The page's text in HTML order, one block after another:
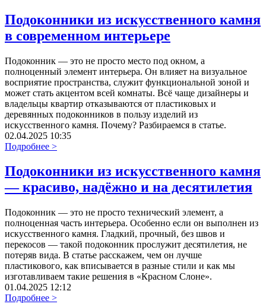
Подоконники из искусственного камня
в современном интерьере
Подоконник — это не просто место под окном, а
полноценный элемент интерьера. Он влияет на визуальное
восприятие пространства, служит функциональной зоной и
может стать акцентом всей комнаты. Всё чаще дизайнеры и
владельцы квартир отказываются от пластиковых и
деревянных подоконников в пользу изделий из
искусственного камня. Почему? Разбираемся в статье.
02.04.2025 10:35
Подробнее >
Подоконники из искусственного камня
— красиво, надёжно и на десятилетия
Подоконник — это не просто технический элемент, а
полноценная часть интерьера. Особенно если он выполнен из
искусственного камня. Гладкий, прочный, без швов и
перекосов — такой подоконник прослужит десятилетия, не
потеряв вида. В статье расскажем, чем он лучше
пластикового, как вписывается в разные стили и как мы
изготавливаем такие решения в «Красном Слоне».
01.04.2025 12:12
Подробнее >